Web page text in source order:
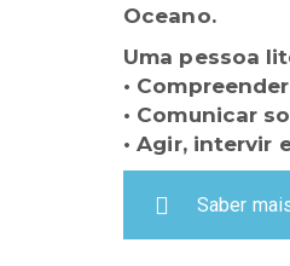
Oceano.
Uma pessoa
•
• Comunicar
• Agir, intervir
Saber